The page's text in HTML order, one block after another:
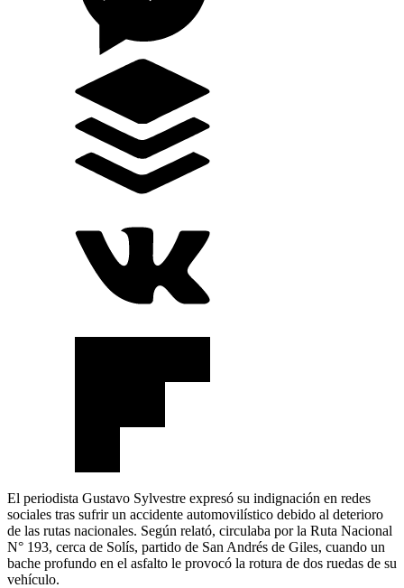
El periodista Gustavo Sylvestre expresó su indignación en redes
sociales tras sufrir un accidente automovilístico debido al deterioro
de las rutas nacionales. Según relató, circulaba por la Ruta Nacional
N° 193, cerca de Solís, partido de San Andrés de Giles, cuando un
bache profundo en el asfalto le provocó la rotura de dos ruedas de su
vehículo.